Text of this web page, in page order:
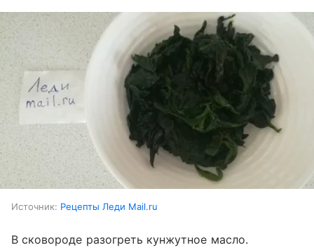
Источник: Рецепты Леди Mail.ru
В сковороде разогреть кунжутное масло.